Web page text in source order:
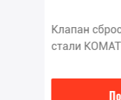
Клапан
стали